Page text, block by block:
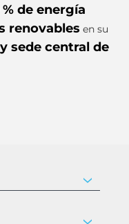
de energía
renovables en su
sede central de